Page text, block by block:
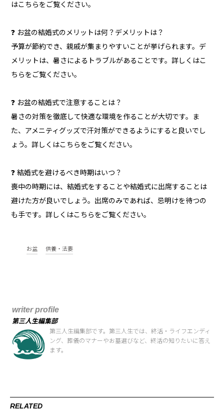
はこちらをご覧ください。
❓ お盆の結婚式のメリットは何？デメリットは？
予算が節約でき、親戚が集まりやすいことが挙げられます。デ
メリットは、暑さによるトラブルがあることです。詳しくはこ
ちらをご覧ください。
❓ お盆の結婚式で注意することは？
暑さの対策を徹底して快適な環境を作ることが大切です。ま
た、アメニティグッズで汗対策ができるようにすると良いでし
ょう。詳しくはこちらをご覧ください。
❓ 結婚式を避けるべき時期はいつ？
喪中の時期には、結婚式をすることや結婚式に出席することは
避けた方が良いでしょう。出席のみであれば、忌明けを待つの
も手です。詳しくはこちらをご覧ください。
お盆 供養・法要
writer profile
第三人生編集部
第三人生編集部です。第三人生では、終活・ライフエンディ
ング、葬儀のマナーやお墓選びなど、終活の知りたいに答え
ます。
RELATED